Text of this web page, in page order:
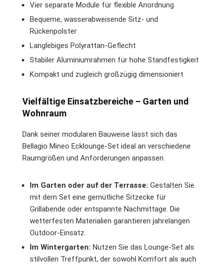
Vier separate Module für flexible Anordnung
Bequeme, wasserabweisende Sitz- und
Rückenpolster
Langlebiges Polyrattan-Geflecht
Stabiler Aluminiumrahmen für hohe Standfestigkeit
Kompakt und zugleich großzügig dimensioniert
Vielfältige Einsatzbereiche – Garten und
Wohnraum
Dank seiner modularen Bauweise lässt sich das
Bellagio Mineo Ecklounge-Set ideal an verschiedene
Raumgrößen und Anforderungen anpassen.
Im Garten oder auf der Terrasse: Gestalten Sie
mit dem Set eine gemütliche Sitzecke für
Grillabende oder entspannte Nachmittage. Die
wetterfesten Materialien garantieren jahrelangen
Outdoor-Einsatz.
Im Wintergarten: Nutzen Sie das Lounge-Set als
stilvollen Treffpunkt, der sowohl Komfort als auch